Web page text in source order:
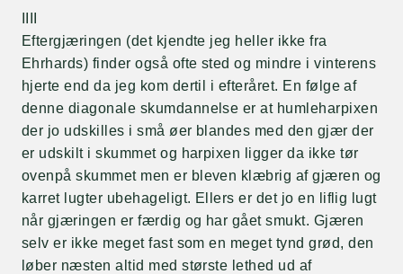
Eftergjæringen (det kjendte jeg heller ikke fra
Ehrhards) finder også ofte sted og mindre i vinterens
hjerte end da jeg kom dertil i efteråret. En følge af
denne diagonale skumdannelse er at humleharpixen
der jo udskilles i små øer blandes med den gjær der
er udskilt i skummet og harpixen ligger da ikke tør
ovenpå skummet men er bleven klæbrig af gjæren og
karret lugter ubehageligt. Ellers er det jo en liflig lugt
når gjæringen er færdig og har gået smukt. Gjæren
selv er ikke meget fast som en meget tynd grød, den
løber næsten altid med største lethed ud af